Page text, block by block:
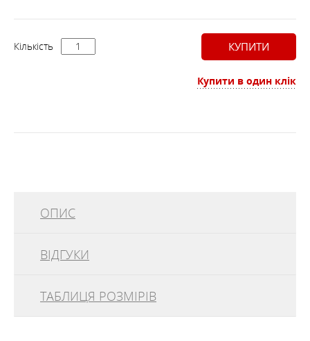
Кількість КУПИТИ
Купити в один клік
ОПИС
ОСОБЛИВОСТІ
ХАРАКТЕРИСТИКИ
ВІДГУКИ
ТАБЛИЦЯ РОЗМІРІВ